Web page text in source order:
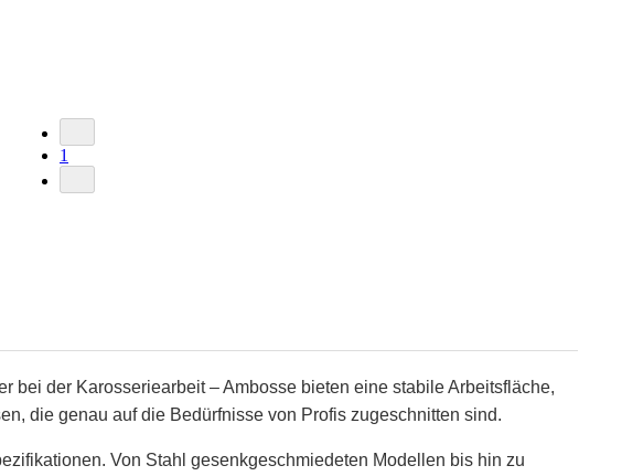
1
der Karosseriearbeit – Ambosse bieten eine stabile Arbeitsfläche,
die genau auf die Bedürfnisse von Profis zugeschnitten sind.
Von Stahl gesenkgeschmiedeten Modellen bis hin zu